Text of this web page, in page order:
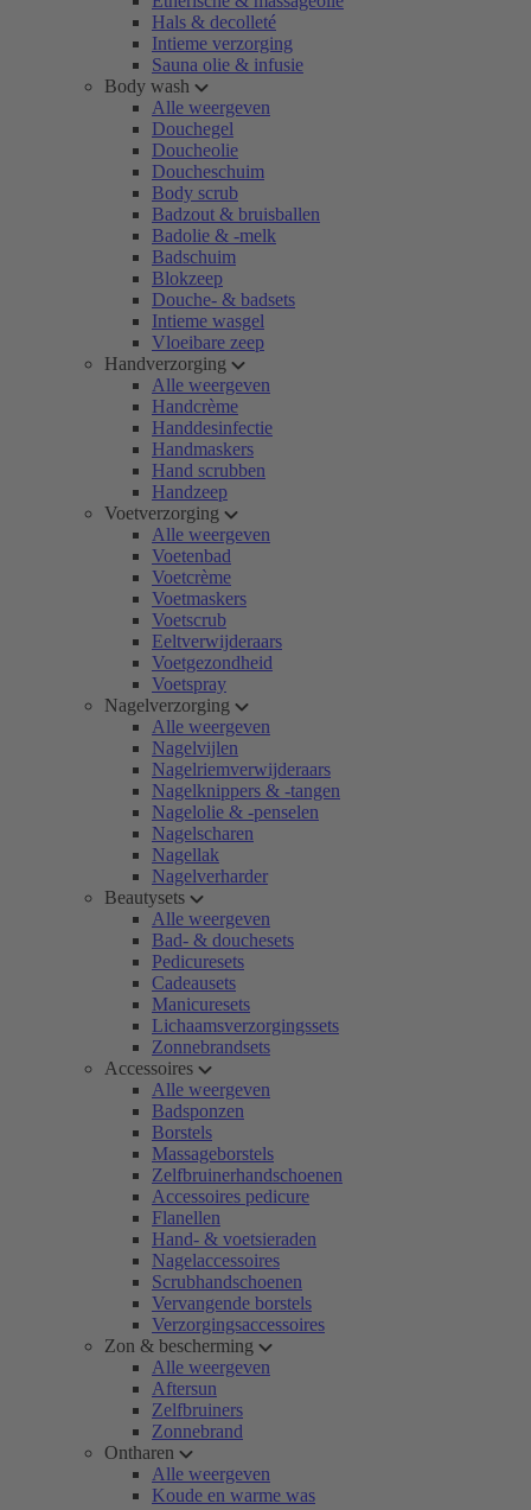
Hals & decolleté
Intieme verzorging
Sauna olie & infusie
Body wash
Alle weergeven
Douchegel
Doucheolie
Doucheschuim
Body scrub
Badzout & bruisballen
Badolie & -melk
Badschuim
Blokzeep
Douche- & badsets
Intieme wasgel
Vloeibare zeep
Handverzorging
Alle weergeven
Handcrème
Handdesinfectie
Handmaskers
Hand scrubben
Handzeep
Voetverzorging
Alle weergeven
Voetenbad
Voetcrème
Voetmaskers
Voetscrub
Eeltverwijderaars
Voetgezondheid
Voetspray
Nagelverzorging
Alle weergeven
Nagelvijlen
Nagelriemverwijderaars
Nagelknippers & -tangen
Nagelolie & -penselen
Nagelscharen
Nagellak
Nagelverharder
Beautysets
Alle weergeven
Bad- & douchesets
Pedicuresets
Cadeausets
Manicuresets
Lichaamsverzorgingssets
Zonnebrandsets
Accessoires
Alle weergeven
Badsponzen
Borstels
Massageborstels
Zelfbruinerhandschoenen
Accessoires pedicure
Flanellen
Hand- & voetsieraden
Nagelaccessoires
Scrubhandschoenen
Vervangende borstels
Verzorgingsaccessoires
Zon & bescherming
Alle weergeven
Aftersun
Zelfbruiners
Zonnebrand
Ontharen
Alle weergeven
Koude en warme was